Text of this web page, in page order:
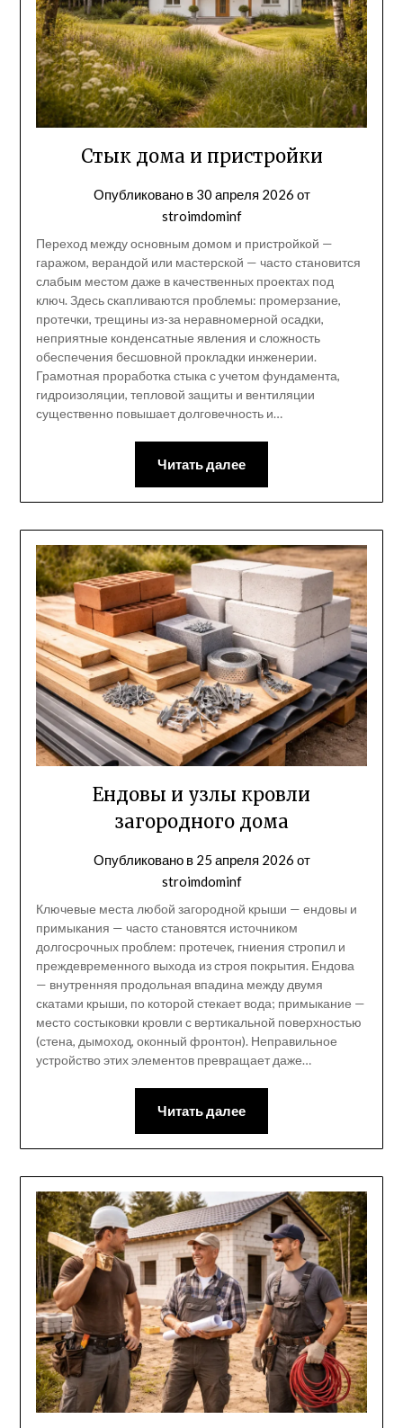
Стык дома и пристройки
Опубликовано в 30 апреля 2026 от
stroimdominf
Переход между основным домом и пристройкой —
гаражом, верандой или мастерской — часто становится
слабым местом даже в качественных проектах под
ключ. Здесь скапливаются проблемы: промерзание,
протечки, трещины из‑за неравномерной осадки,
неприятные конденсатные явления и сложность
обеспечения бесшовной прокладки инженерии.
Грамотная проработка стыка с учетом фундамента,
гидроизоляции, тепловой защиты и вентиляции
существенно повышает долговечность и…
Читать далее
Ендовы и узлы кровли
загородного дома
Опубликовано в 25 апреля 2026 от
stroimdominf
Ключевые места любой загородной крыши — ендовы и
примыкания — часто становятся источником
долгосрочных проблем: протечек, гниения стропил и
преждевременного выхода из строя покрытия. Ендова
— внутренняя продольная впадина между двумя
скатами крыши, по которой стекает вода; примыкание —
место состыковки кровли с вертикальной поверхностью
(стена, дымоход, оконный фронтон). Неправильное
устройство этих элементов превращает даже…
Читать далее